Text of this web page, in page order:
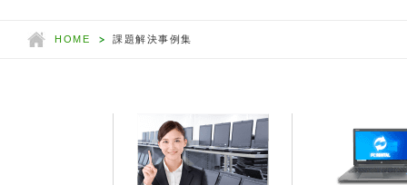
HOME 課題解決事例集